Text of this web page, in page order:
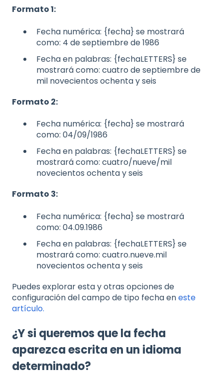
Formato 1:
Fecha numérica: {fecha} se mostrará
como: 4 de septiembre de 1986
Fecha en palabras: {fechaLETTERS} se
mostrará como: cuatro de septiembre de
mil novecientos ochenta y seis
Formato 2:
Fecha numérica: {fecha} se mostrará
como: 04/09/1986
Fecha en palabras: {fechaLETTERS} se
mostrará como: cuatro/nueve/mil
novecientos ochenta y seis
Formato 3:
Fecha numérica: {fecha} se mostrará
como: 04.09.1986
Fecha en palabras: {fechaLETTERS} se
mostrará como: cuatro.nueve.mil
novecientos ochenta y seis
Puedes explorar esta y otras opciones de
configuración del campo de tipo fecha eneste
artículo.
¿Y si queremos que la fecha
aparezca escrita en un idioma
determinado?